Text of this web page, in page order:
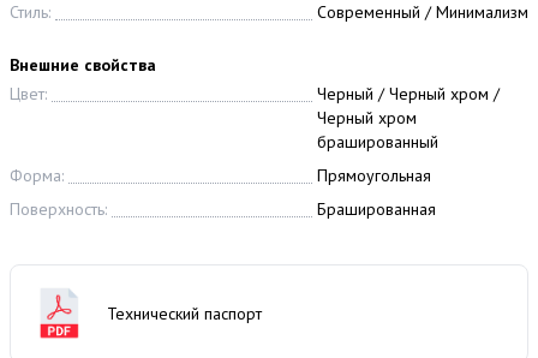
Стиль:
Современный / Минимализм
Внешние свойства
Цвет:
Черный / Черный хром /
Черный хром
брашированный
Форма:
Прямоугольная
Поверхность:
Брашированная
Технический паспорт